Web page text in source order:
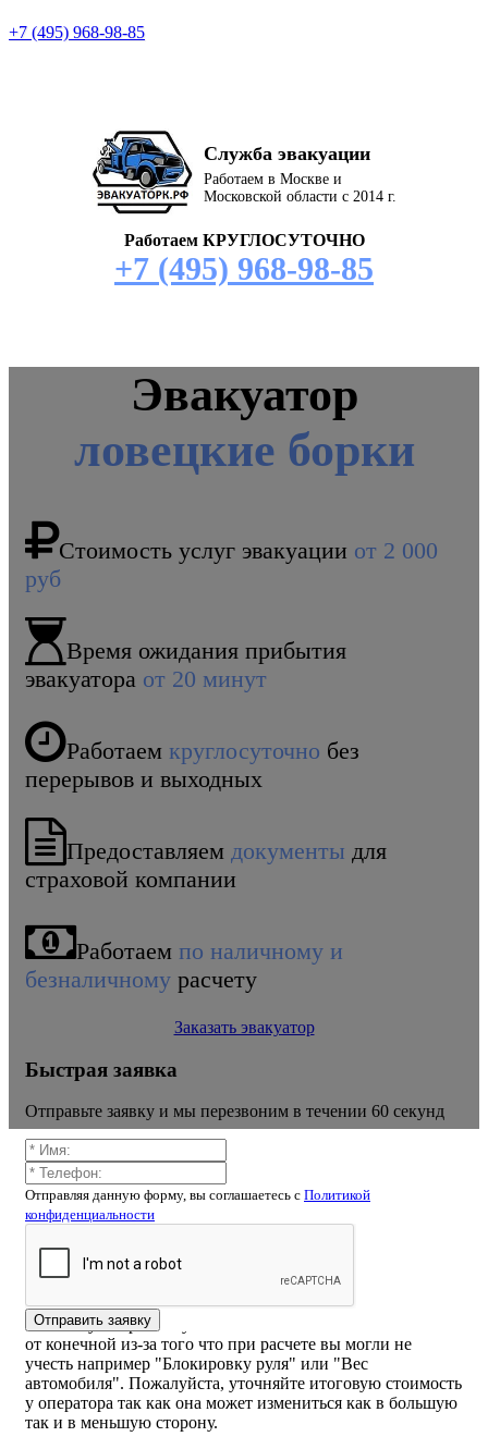
+7 (495) 968-98-85
Служба эвакуации
Работаем в Москве и
Московской области с 2014 г.
Работаем КРУГЛОСУТОЧНО
+7 (495) 968-98-85
Эвакуатор
ловецкие борки
Стоимость услуг эвакуации от 2 000
руб
Время ожидания прибытия
эвакуатора от 20 минут
Работаем круглосуточно без
перерывов и выходных
Предоставляем документы для
страховой компании
Работаем по наличному и
безналичному расчету
Заказать эвакуатор
Быстрая заявка
Отправьте заявку и мы перезвоним в течении 60 секунд
Отправляя данную форму, вы соглашаетесь c Политикой
конфиденциальности
Отправить заявку
Калькулятор расчёта стоимости
эвакуатора ловецкие борки
ВНИМАНИЕ! Стоимость рассчитанная самостоятельно
на калькуляторе или указанная на сайте может отличаться
от конечной из-за того что при расчете вы могли не
учесть например "Блокировку руля" или "Вес
автомобиля". Пожалуйста, уточняйте итоговую стоимость
у оператора так как она может измениться как в большую
так и в меньшую сторону.